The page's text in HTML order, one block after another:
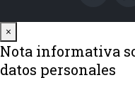
×
Nota informativa
datos personales